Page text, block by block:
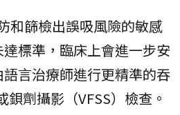
和篩檢出誤吸風險的敏感
標準，臨床上會進一步安
言治療師進行更精準的吞
鋇劑攝影（VFSS）檢查。